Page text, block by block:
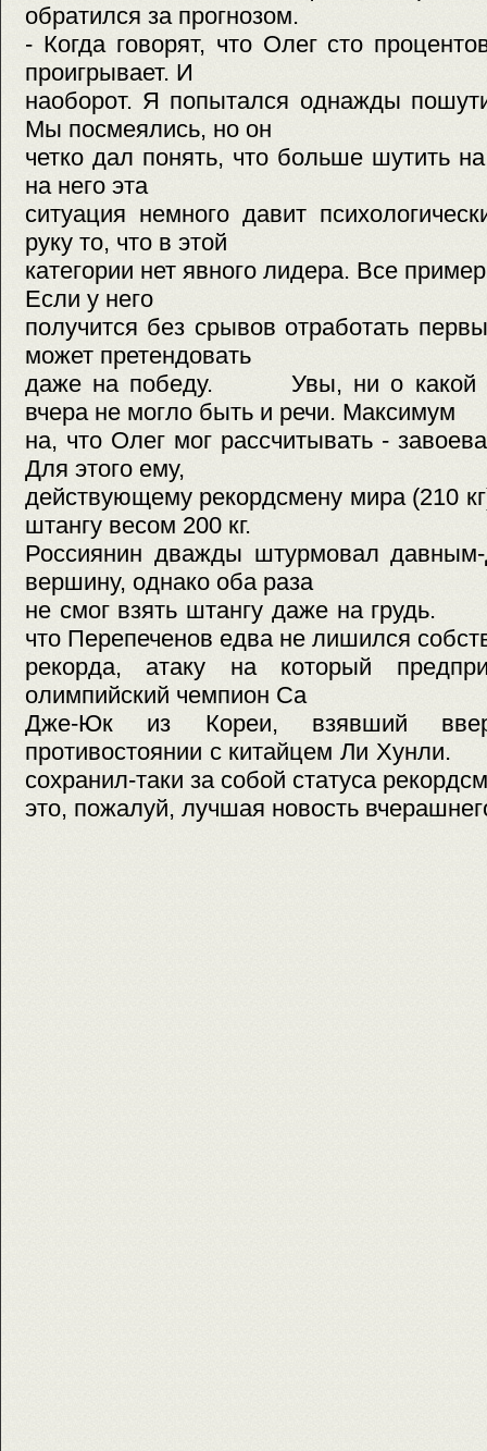
обратился за прогнозом.
- Когда говорят, что Олег сто
проигрывает. И
наоборот. Я попытался однажды
Мы посмеялись, но он
четко дал понять, что больше шутить
на него эта
ситуация немного давит
руку то, что в этой
категории нет явного лидера. Все
Если у него
получится без срывов отработать
может претендовать
даже на победу. Увы, ни о какой
вчера не могло быть и речи. Максимум
на, что Олег мог рассчитывать -
Для этого ему,
действующему рекордсмену мира (210
штангу весом 200 кг.
Россиянин дважды штурмовал
вершину, однако оба раза
не смог взять штангу даже на грудь.
что Перепеченов едва не лишился
рекорда, атаку на который
олимпийский чемпион Са
Дже-Юк из Кореи, взявший
противостоянии с китайцем Ли
сохранил-таки за собой статуса
это, пожалуй, лучшая новость